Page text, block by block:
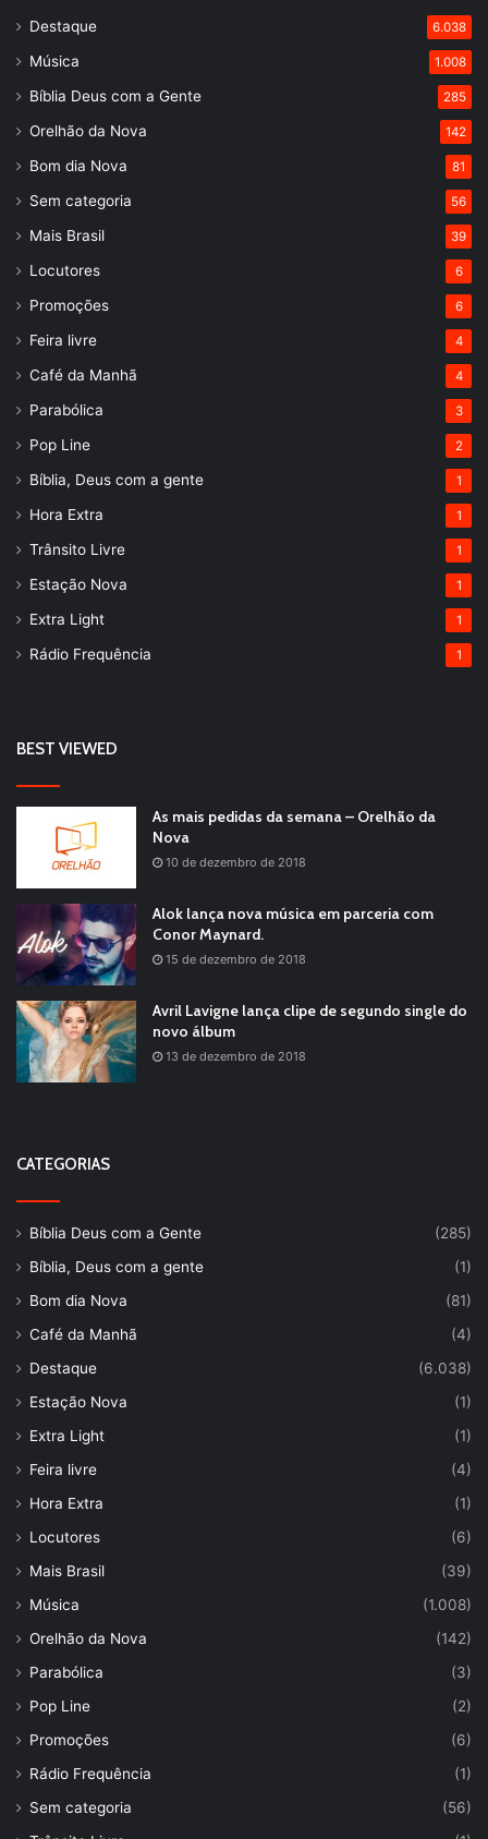
Destaque 6.038
Música 1.008
Bíblia Deus com a Gente 285
Orelhão da Nova 142
Bom dia Nova 81
Sem categoria 56
Mais Brasil 39
Locutores 6
Promoções 6
Feira livre 4
Café da Manhã 4
Parabólica 3
Pop Line 2
Bíblia, Deus com a gente 1
Hora Extra 1
Trânsito Livre 1
Estação Nova 1
Extra Light 1
Rádio Frequência 1
BEST VIEWED
As mais pedidas da semana – Orelhão da
Nova
10 de dezembro de 2018
Alok lança nova música em parceria com
Conor Maynard.
15 de dezembro de 2018
Avril Lavigne lança clipe de segundo single do
novo álbum
13 de dezembro de 2018
CATEGORIAS
Bíblia Deus com a Gente
(285)
Bíblia, Deus com a gente
(1)
Bom dia Nova
(81)
Café da Manhã
(4)
Destaque
(6.038)
Estação Nova
(1)
Extra Light
(1)
Feira livre
(4)
Hora Extra
(1)
Locutores
(6)
Mais Brasil
(39)
Música
(1.008)
Orelhão da Nova
(142)
Parabólica
(3)
Pop Line
(2)
Promoções
(6)
Rádio Frequência
(1)
Sem categoria
(56)